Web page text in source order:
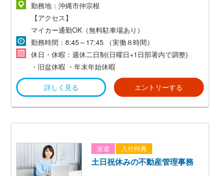
分)が含まれます。
残業の有無に関わらず支払われ、超過分は別途支給しま
す。
*賞与*
年2回(会社の業績による。昨年度実績:2ヶ月分)
*昇給*
勤務地：沖縄市仲宗根
【アクセス】
マイカー通勤OK（無料駐車場あり）
勤務時間：8:45～17:45 （実働８時間）
休日・休暇：週休二日制(日曜日+1日部署内で調整)
・旧盆休暇 ・年末年始休暇
詳しく見る エントリーする
派遣 入社特典
土日祝休みの不動産管理事務